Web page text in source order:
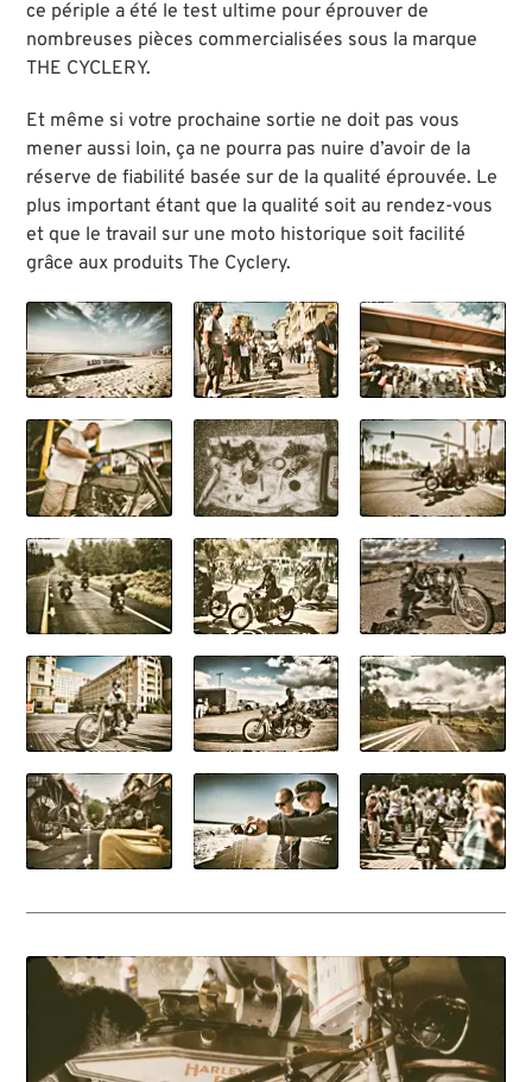
ce périple a été le test ultime pour éprouver de
nombreuses pièces commercialisées sous la marque
THE CYCLERY.
Et même si votre prochaine sortie ne doit pas vous
mener aussi loin, ça ne pourra pas nuire d’avoir de la
réserve de fiabilité basée sur de la qualité éprouvée. Le
plus important étant que la qualité soit au rendez-vous
et que le travail sur une moto historique soit facilité
grâce aux produits The Cyclery.